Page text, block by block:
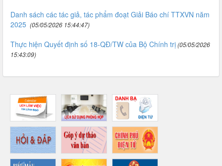
Danh sách các tác giả, tác phẩm đoạt Giải Báo chí TTXVN năm
2025 (05/05/2026 15:44:47)
Thực hiện Quyết định số 18-QĐ/TW của Bộ Chính trị(05/05/2026
15:43:09)